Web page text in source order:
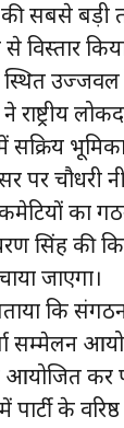
की सबसे
विस्तार
उज्जवल
राष्ट्रीय
पर चौधरी
का गठन
सिंह की
जाएगा।
कि
सम्मेलन
कर
में पार्टी के